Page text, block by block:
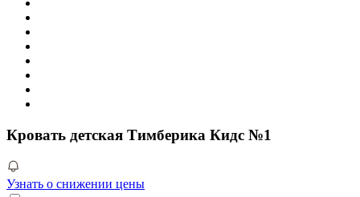
Кровать детская Тимберика Кидс №1
Узнать о снижении цены